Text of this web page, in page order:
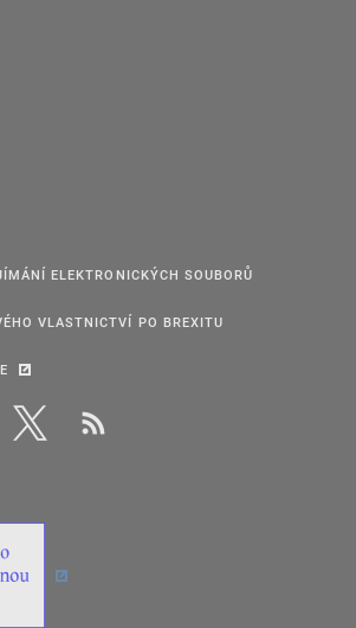
ELEKTRONICKÝCH SOUBORŮ
VLASTNICTVÍ PO BREXITU